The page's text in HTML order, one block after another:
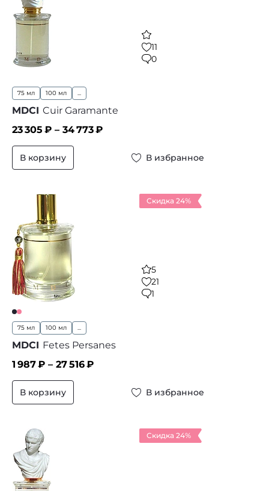
11
0
75 мл 100 мл ...
MDCI Cuir Garamante
23 305 ₽ – 34 773₽
В корзину В избранное
Скидка 24%
5
21
1
75 мл 100 мл ...
MDCI Fetes Persanes
1 987₽ – 27 516₽
В корзину В избранное
Скидка 24%